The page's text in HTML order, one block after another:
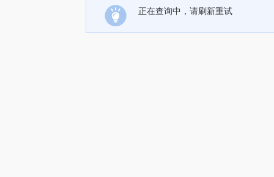
正在查询中，请刷新重试